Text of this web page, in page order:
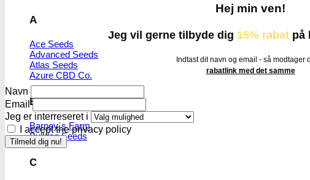
A
Ace Seeds
Advanced Seeds
Atlas Seeds
Azure CBD Co.
B
Barney´s Farm
Bulldog Seeds
C
Hej min ven!
Jeg vil gerne tilbyde dig 15% rabat på
Indtast dit navn og email - så modtager
rabatlink med det samme
Navn
Email
Jeg er interreseret i
I accept the privacy policy